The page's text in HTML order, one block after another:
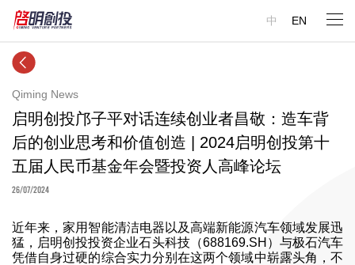
中 EN
Qiming News
启明创投邝子平对话连续创业者昌敬：造车背
后的创业思考和价值创造 | 2024启明创投第十
五届人民币基金年会暨投资人高峰论坛
26/07/2024
近年来，家用智能清洁电器以及高端新能源汽车领域发展迅
猛，启明创投投资企业石头科技（688169.SH）与极石汽车
凭借自身过硬的综合实力分别在这两个领域中崭露头角，不